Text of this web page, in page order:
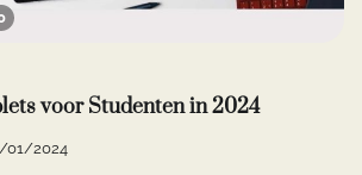
voor Studenten in 2024
01/2024